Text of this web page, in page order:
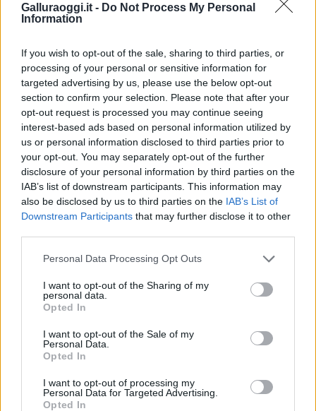
Galluraoggi.it - Do Not Process My Personal
Information
If you wish to opt-out of the sale, sharing to third parties, or
processing of your personal or sensitive information for
targeted advertising by us, please use the below opt-out
section to confirm your selection. Please note that after your
opt-out request is processed you may continue seeing
interest-based ads based on personal information utilized by
us or personal information disclosed to third parties prior to
your opt-out. You may separately opt-out of the further
disclosure of your personal information by third parties on the
IAB’s list of downstream participants. This information may
also be disclosed by us to third parties on the IAB’s List of
Downstream Participants that may further disclose it to other
Please note that this website/app uses one or more Google
not limited to your visit or usage behaviour. You may click to
grant or deny consent to Google and its third-party tags to
use your data for below specified purposes in below Google
consent section.
Personal Data Processing Opt Outs
I want to opt-out of the Sharing of my
personal data.
Opted In
I want to opt-out of the Sale of my
Personal Data.
Opted In
I want to opt-out of processing my
Personal Data for Targeted Advertising.
Opted In
Ricevi le nostre ultime news
daGoogle News
Condividi l'articolo
F
a
ce
b
o
o
k
T
w
it
te
r
Pi
n
te
re
st
W
h
at
s
A
p
S
h
a
re
Articolo precedente
Prossimo articolo
NOTIZIE RECENTI
Migliori agenzie per l’Attestazione SOA in Italia:
lista delle 4 realtà più efficienti nella g…